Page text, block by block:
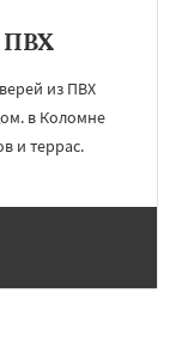
ПВХ
из ПВХ
в Коломне
и террас.